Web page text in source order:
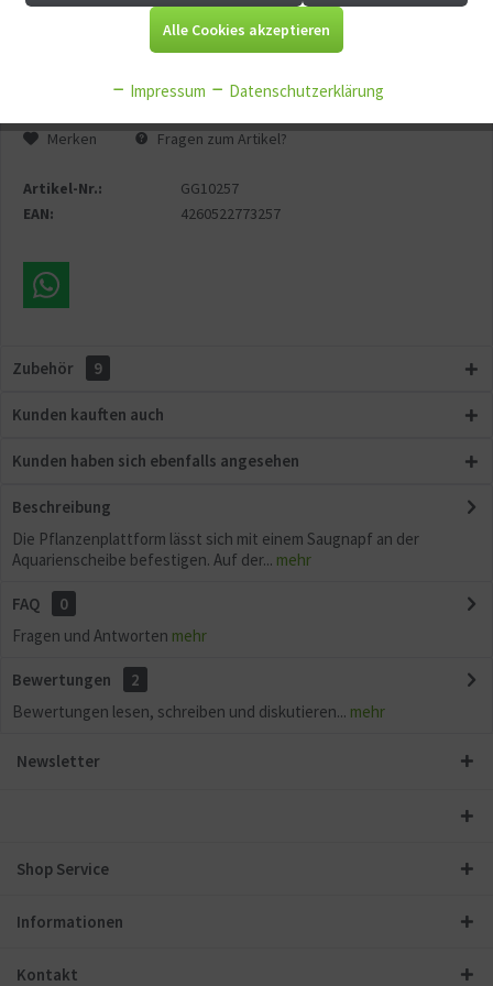
In denWarenkorb
Merken Fragen zum Artikel?
Artikel-Nr.:
GG10257
EAN:
4260522773257
Zubehör 9
Kunden kauften auch
Kunden haben sich ebenfalls angesehen
Beschreibung
Die Pflanzenplattform lässt sich mit einem Saugnapf an der
Aquarienscheibe befestigen. Auf der... mehr
FAQ
0
Fragen und Antworten mehr
Bewertungen
2
Bewertungen lesen, schreiben und diskutieren... mehr
Newsletter
Shop Service
Informationen
Kontakt
Tracking Aktiv
Sonstige
Alle Cookies akzeptieren
Impressum Datenschutzerklärung